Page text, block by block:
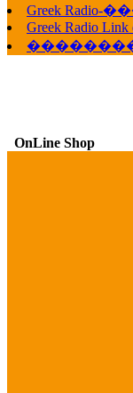
Greek
Greek Radio Link
OnLine Shop